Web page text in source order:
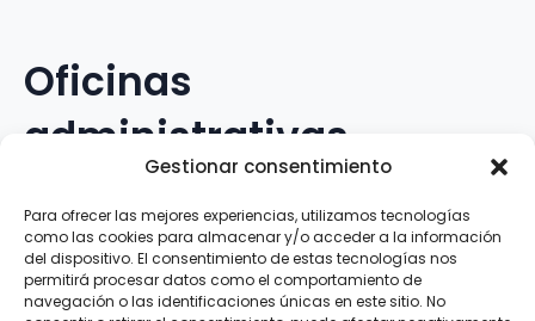
Gestionar consentimiento
Para ofrecer las mejores experiencias, utilizamos tecnologías
como las cookies para almacenar y/o acceder a la información
del dispositivo. El consentimiento de estas tecnologías nos
permitirá procesar datos como el comportamiento de
navegación o las identificaciones únicas en este sitio. No
Oficinas
administrativas
Avenida Galileo Galilei, 12
15.008 · A Coruña · España
Teléfono:881.069.303